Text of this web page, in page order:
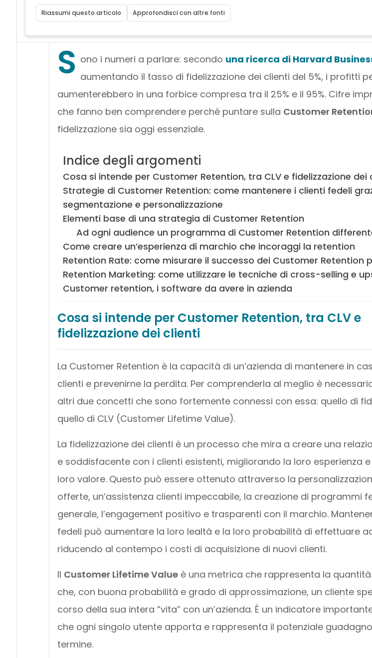
Riassumi questo articolo Approfondisci con altre fonti
S ono i numeri a parlare: secondo una ricerca di Harvard
aumentando il tasso di fidelizzazione dei clienti del 5%, i profitti
aumenterebbero in una forbice compresa tra il 25% e il 95%. Cifre
che fanno ben comprendere perché puntare sulla Customer
fidelizzazione sia oggi essenziale.
Indice degli argomenti
Cosa si intende per Customer Retention, tra CLV e fidelizzazione dei
Strategie di Customer Retention: come mantenere i clienti fedeli
segmentazione e personalizzazione
Elementi base di una strategia di Customer Retention
Ad ogni audience un programma di Customer Retention
Come creare un’esperienza di marchio che incoraggi la retention
Retention Rate: come misurare il successo dei Customer Retention
Retention Marketing: come utilizzare le tecniche di cross-selling e
Customer retention, i software da avere in azienda
Cosa si intende per Customer Retention, tra CLV e
fidelizzazione dei clienti
La Customer Retention è la capacità di un’azienda di mantenere in
clienti e prevenirne la perdita. Per comprenderla al meglio è
altri due concetti che sono fortemente connessi con essa: quello di
quello di CLV (Customer Lifetime Value).
La fidelizzazione dei clienti è un processo che mira a creare una
e soddisfacente con i clienti esistenti, migliorando la loro esperienza
loro valore. Questo può essere ottenuto attraverso la
offerte, un’assistenza clienti impeccabile, la creazione di programmi
generale, l’engagement positivo e trasparenti con il marchio.
fedeli può aumentare la loro lealtà e la loro probabilità di effettuare
riducendo al contempo i costi di acquisizione di nuovi clienti.
Il Customer Lifetime Valueè una metrica che rappresenta la
che, con buona probabilità e grado di approssimazione, un cliente
corso della sua intera “vita” con un’azienda. È un indicatore
che ogni singolo utente apporta e rappresenta il potenziale
termine.